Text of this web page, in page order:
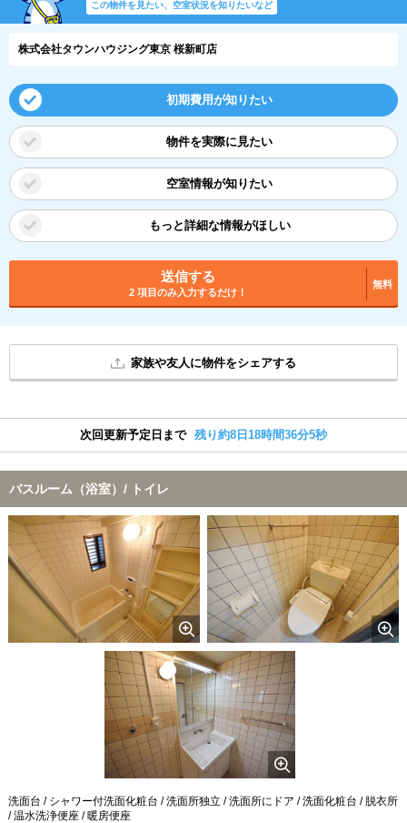
この物件を見たい、空室状況を知りたいなど
株式会社タウンハウジング東京 桜新町店
初期費用が知りたい
物件を実際に見たい
空室情報が知りたい
もっと詳細な情報がほしい
送信する
2 項目のみ入力するだけ！
無料
家族や友人に物件をシェアする
次回更新予定日まで 残り約8日18時間36分4秒
バスルーム（浴室）/ トイレ
洗面台 / シャワー付洗面化粧台 / 洗面所独立 / 洗面所にドア / 洗面化粧台 / 脱衣所
/ 温水洗浄便座 / 暖房便座